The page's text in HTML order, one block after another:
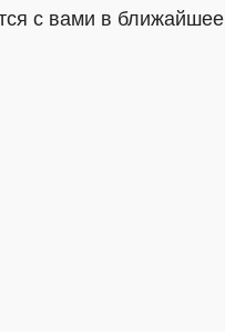
с вами в ближайшее